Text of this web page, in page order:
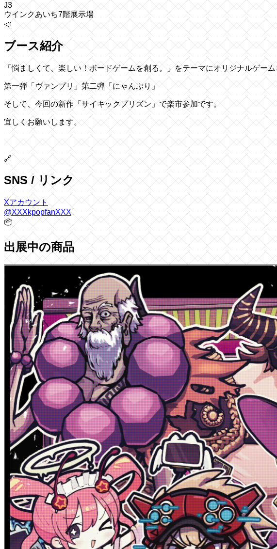
J3
ウインクあいち7階展示場
📣
ブース紹介
「悩ましくて、楽しい！ボードゲームを創る。」をテーマにオリジナルゲー
第一弾「ヴァンプリ」第二弾「にゃんぷり」
そして、今回の新作「サイキックプリズン」で楽市参加です。
宜しくお願いします。
🔗
SNS / リンク
Xアカウント
@XXXkpopfanXXX
📦
出展中の商品